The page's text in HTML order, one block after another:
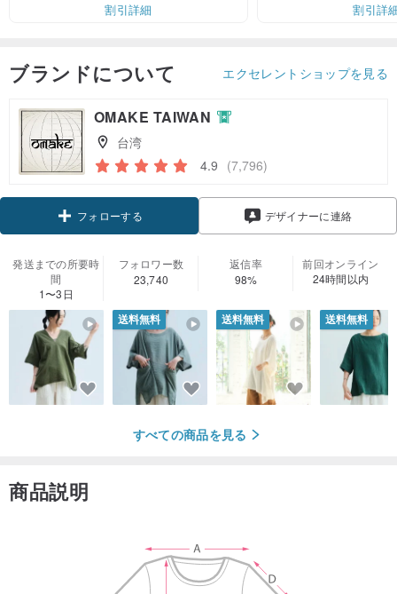
割引詳細
割引詳
ブランドについて エクセレントショップを見る
OMAKE TAIWAN
台湾
4.9 (7,796)
フォローする デザイナーに連絡
発送までの所要時
間
1〜3日
フォロワー数
23,740
返信率
98%
前回オンライン
24時間以内
送料無料 送料無料 送料無料
すべての商品を見る
商品説明